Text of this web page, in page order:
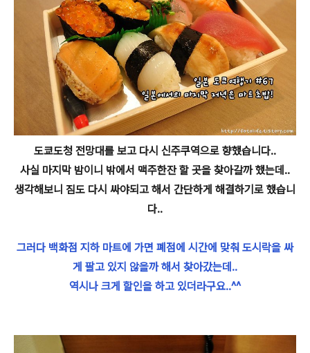
도쿄도청 전망대를 보고 다시 신주쿠역으로 향했습니다..
사실 마지막 밤이니 밖에서 맥주한잔 할 곳을 찾아갈까 했는데..
생각해보니 짐도 다시 싸야되고 해서 간단하게 해결하기로 했습니
다..
그러다 백화점 지하 마트에 가면 폐점에 시간에 맞춰 도시락을 싸
게 팔고 있지 않을까 해서 찾아갔는데..
역시나 크게 할인을 하고 있더라구요..^^